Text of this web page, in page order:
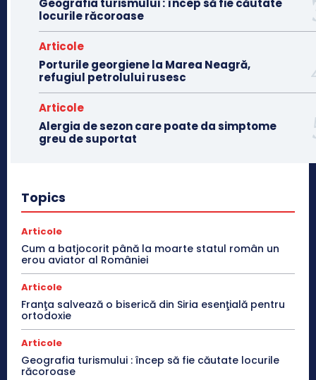
Geografia turismului : încep să fie căutate
locurile răcoroase
Articole
Porturile georgiene la Marea Neagră,
refugiul petrolului rusesc
Articole
Alergia de sezon care poate da simptome
greu de suportat
Topics
Articole
Cum a batjocorit până la moarte statul român un
erou aviator al României
Articole
Franţa salvează o biserică din Siria esenţială pentru
ortodoxie
Articole
Geografia turismului : încep să fie căutate locurile
răcoroase